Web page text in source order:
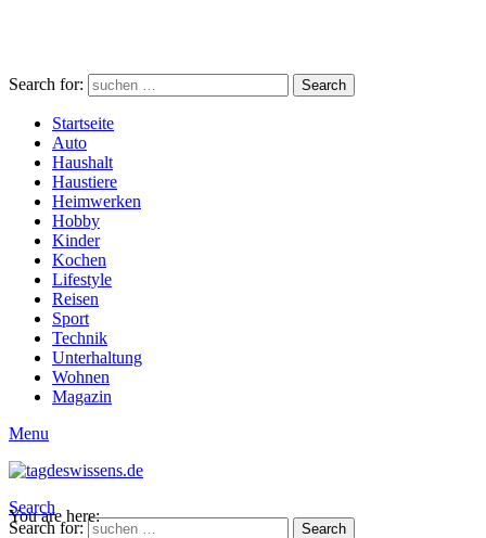
Search for: Search
Startseite
Auto
Haushalt
Haustiere
Heimwerken
Hobby
Kinder
Kochen
Lifestyle
Reisen
Sport
Technik
Unterhaltung
Wohnen
Magazin
Menu
Search
Search for:
Search
You are here: